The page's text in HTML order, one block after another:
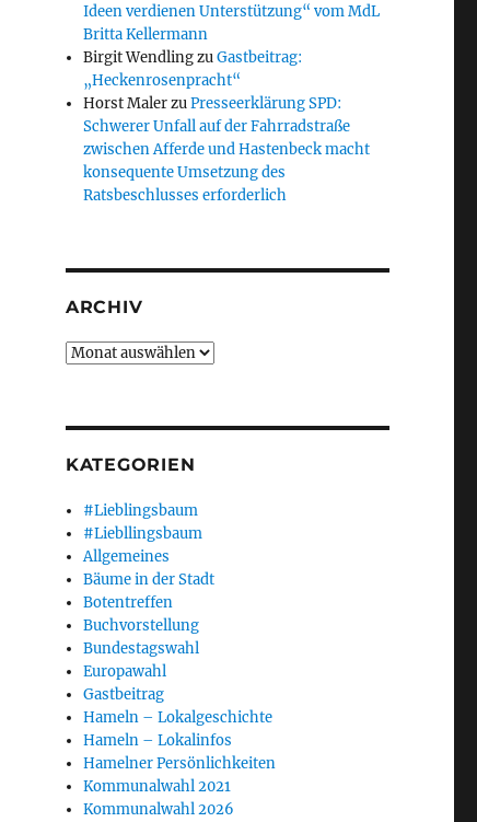
Ideen verdienen Unterstützung“ vom MdL
Britta Kellermann
Birgit WendlingzuGastbeitrag:
„Heckenrosenpracht“
Horst MalerzuPresseerklärung SPD:
Schwerer Unfall auf der Fahrradstraße
zwischen Afferde und Hastenbeck macht
konsequente Umsetzung des
Ratsbeschlusses erforderlich
ARCHIV
Archiv
KATEGORIEN
#Lieblingsbaum
#Liebllingsbaum
Allgemeines
Bäume in der Stadt
Botentreffen
Buchvorstellung
Bundestagswahl
Europawahl
Gastbeitrag
Hameln – Lokalgeschichte
Hameln – Lokalinfos
Hamelner Persönlichkeiten
Kommunalwahl 2021
Kommunalwahl 2026